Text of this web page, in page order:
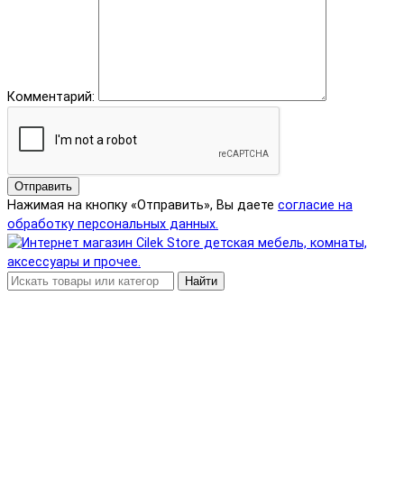
Комментарий:
Отправить
Нажимая на кнопку «Отправить», Вы даете согласие на
обработку персональных данных.
Найти